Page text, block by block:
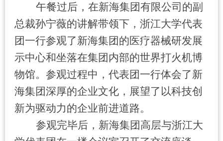
午餐过后，在新海集团有限公司的副
总裁孙宁薇的讲解带领下，浙江大学代表
团一行参观了新海集团的医疗器械研发展
示中心和坐落在集团内部的世界打火机博
物馆。参观过程中，代表团一行体会了新
海集团深厚的企业文化，展望了以科技创
新为驱动力的企业前进道路。
参观完毕后，新海集团高层与浙江大